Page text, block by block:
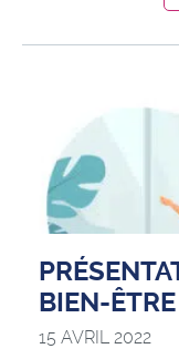
BIEN-
15 AVRIL 2022